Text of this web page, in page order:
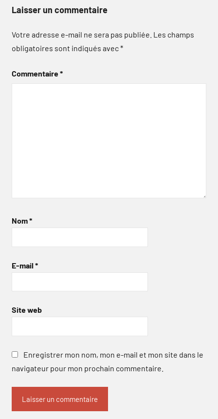
Laisser un commentaire
Votre adresse e-mail ne sera pas publiée. Les champs
obligatoires sont indiqués avec*
Commentaire*
Nom*
E-mail *
Site web
Enregistrer mon nom, mon e-mail et mon site dans le
navigateur pour mon prochain commentaire.